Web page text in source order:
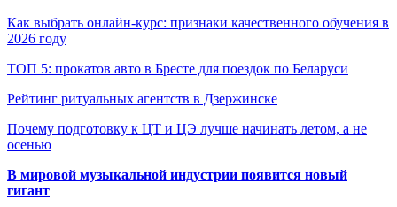
Как выбрать онлайн-курс: признаки качественного обучения в
2026 году
ТОП 5: прокатов авто в Бресте для поездок по Беларуси
Рейтинг ритуальных агентств в Дзержинске
Почему подготовку к ЦТ и ЦЭ лучше начинать летом, а не
осенью
В мировой музыкальной индустрии появится новый
гигант